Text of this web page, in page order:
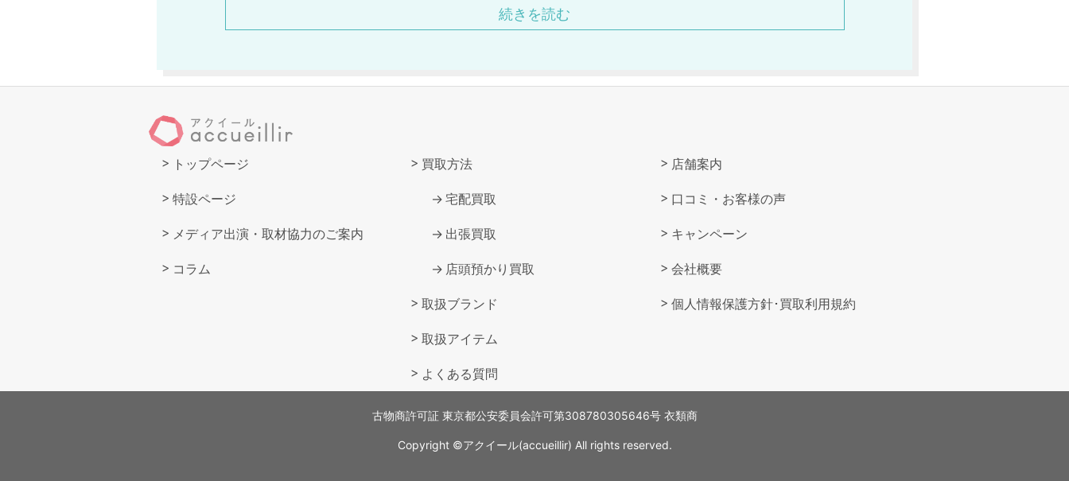
も長年自然の特質をうまく生活に取り入れているのです。百貨店やイベントの催しでは常に大人気のブランドです
続きを読む
トップページ
特設ページ
メディア出演・取材協力のご案内
コラム
買取方法
宅配買取
出張買取
店頭預かり買取
取扱ブランド
取扱アイテム
よくある質問
店舗案内
口コミ・お客様の声
キャンペーン
会社概要
個人情報保護方針･買取利用規約
古物商許可証 東京都公安委員会許可第308780305646号 衣類商
Copyright ©アクイール(accueillir) All rights reserved.